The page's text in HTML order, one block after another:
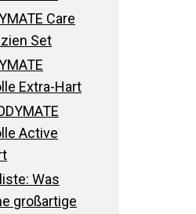
Care
Set
Extra-Hart
Active
Was
großartige